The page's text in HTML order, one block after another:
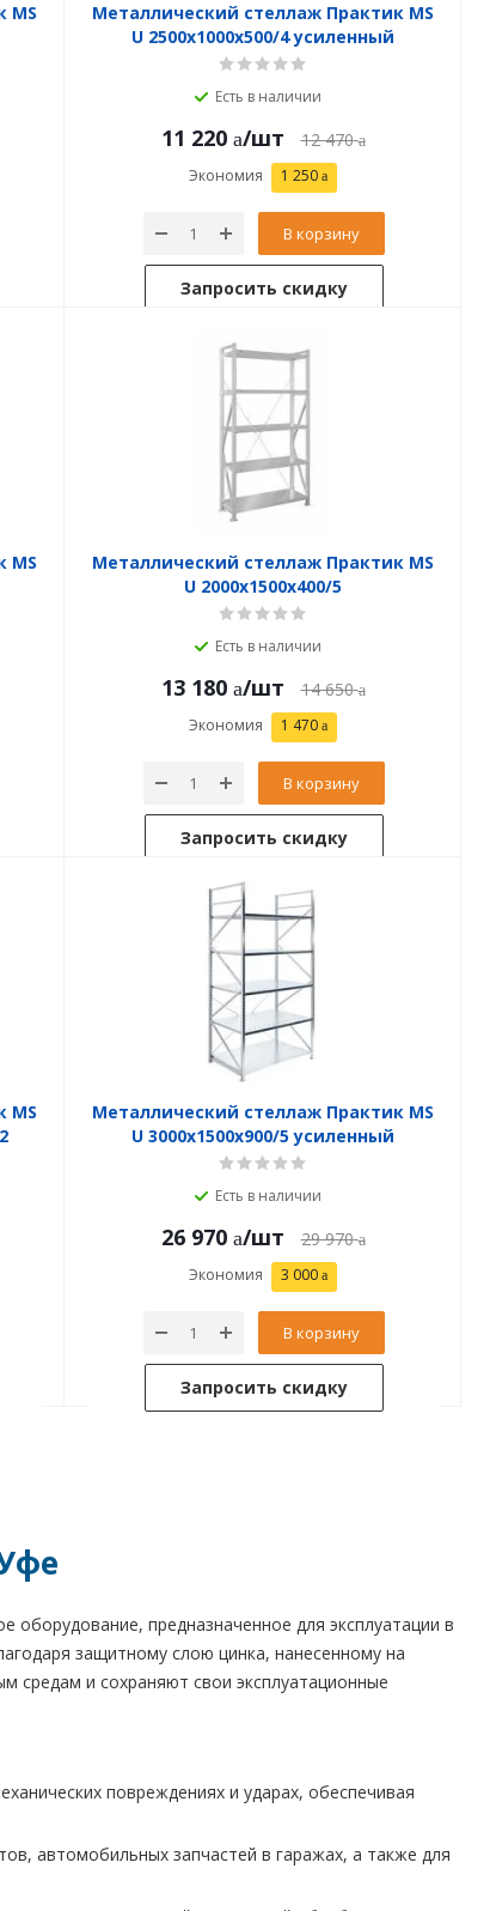
MS
Металлический стеллаж Практик MS
U 2500x1000x500/4 усиленный
Есть в наличии
11 220 /шт 12 470
Экономия 1 250
В корзину
Запросить скидку
MS
Металлический стеллаж Практик MS
U 2000x1500x400/5
Есть в наличии
13 180 /шт 14 650
Экономия 1 470
В корзину
Запросить скидку
MS
Металлический стеллаж Практик MS
U 3000x1500x900/5 усиленный
Есть в наличии
26 970 /шт 29 970
Экономия 3 000
В корзину
Запросить скидку
предназначенное для эксплуатации в
защитному слою цинка, нанесенному на
средам и сохраняют свои эксплуатационные
повреждениях и ударах, обеспечивая
автомобильных запчастей в гаражах, а также для